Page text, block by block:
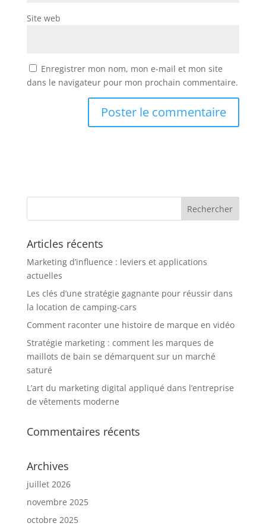
Site web
Enregistrer mon nom, mon e-mail et mon site
dans le navigateur pour mon prochain commentaire.
Articles récents
Marketing d’influence : leviers et applications
actuelles
Les clés d’une stratégie gagnante pour réussir dans
la location de camping-cars
Comment raconter une histoire de marque en vidéo
Stratégie marketing : comment les marques de
maillots de bain se démarquent sur un marché
saturé
L’art du marketing digital appliqué dans l’entreprise
de vêtements moderne
Commentaires récents
Archives
juillet 2026
novembre 2025
octobre 2025